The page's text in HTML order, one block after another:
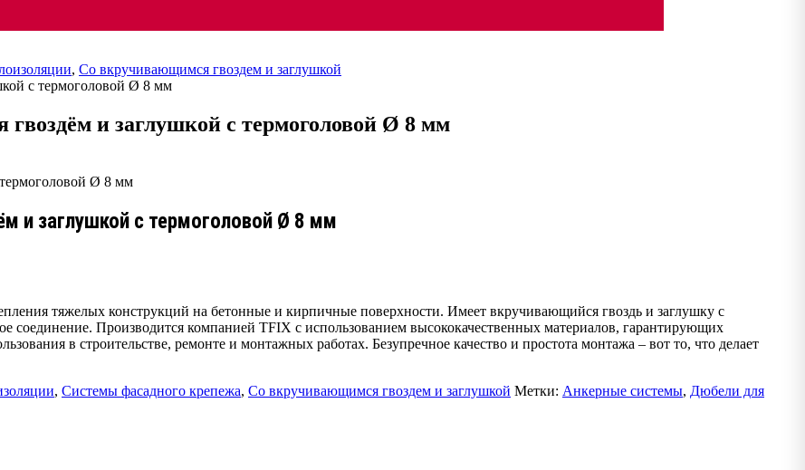
, Со вкручивающимся гвоздем и заглушкой
с термоголовой Ø 8 мм
и заглушкой с термоголовой Ø 8 мм
и заглушкой с термоголовой Ø 8 мм
тяжелых конструкций на бетонные и кирпичные поверхности. Имеет вкручивающийся гвоздь и заглушку с
соединение. Производится компанией TFIX с использованием высококачественных материалов, гарантирующих
в строительстве, ремонте и монтажных работах. Безупречное качество и простота монтажа – вот то, что делает
, Системы фасадного крепежа, Со вкручивающимся гвоздем и заглушкой Метки: Анкерные системы, Дюбели для